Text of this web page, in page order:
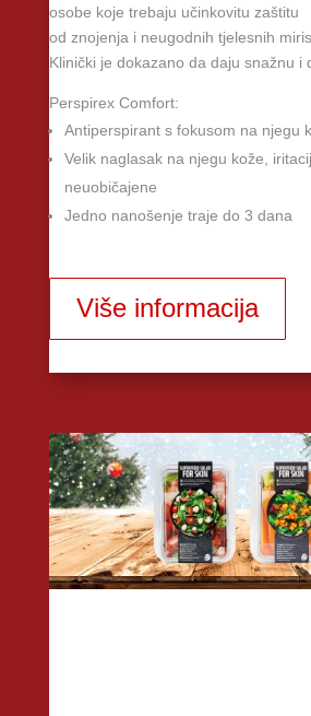
osobe koje trebaju učinkovitu zaštitu
od znojenja i neugodnih tjelesnih
Klinički je dokazano da daju snažnu i
Perspirex Comfort:
Antiperspirant s fokusom na njegu
Velik naglasak na njegu kože,
neuobičajene
Jedno nanošenje traje do 3 dana
Više informacija